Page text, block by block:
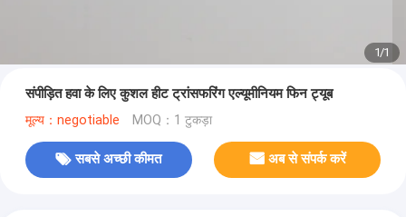
1/1
संपीड़ित हवा के लिए कुशल हीट ट्रांसफरिंग एल्यूमीनियम फिन ट्यूब
मूल्य：negotiable MOQ：1 टुकड़ा
सबसे अच्छी कीमत अब से संपर्क करें